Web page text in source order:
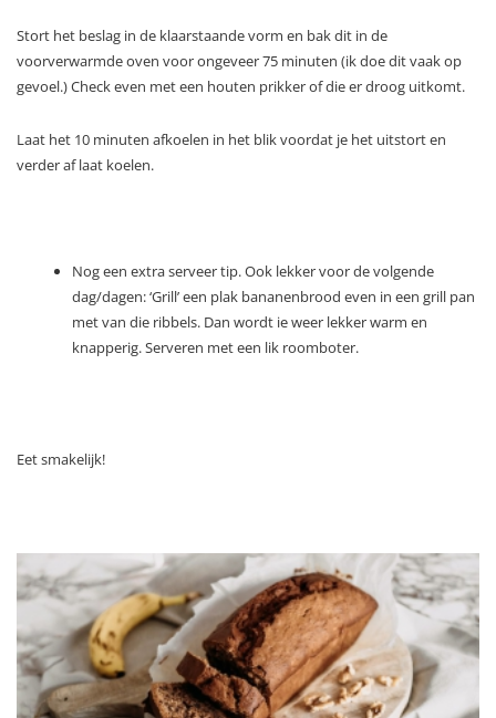
Stort het beslag in de klaarstaande vorm en bak dit in de
voorverwarmde oven voor ongeveer 75 minuten (ik doe dit vaak op
gevoel.) Check even met een houten prikker of die er droog uitkomt.
Laat het 10 minuten afkoelen in het blik voordat je het uitstort en
verder af laat koelen.
Nog een extra serveer tip. Ook lekker voor de volgende
dag/dagen: ‘Grill’ een plak bananenbrood even in een grill pan
met van die ribbels. Dan wordt ie weer lekker warm en
knapperig. Serveren met een lik roomboter.
Eet smakelijk!